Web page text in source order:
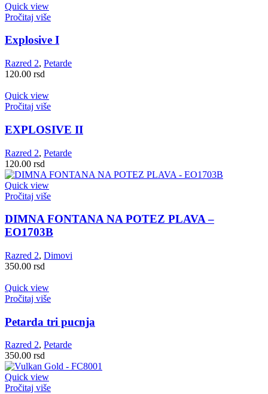
Quick view
Pročitaj više
Explosive I
Razred 2, Petarde
120.00 rsd
Quick view
Pročitaj više
EXPLOSIVE II
Razred 2, Petarde
120.00 rsd
Quick view
Pročitaj više
DIMNA FONTANA NA POTEZ PLAVA –
EO1703B
Razred 2, Dimovi
350.00 rsd
Quick view
Pročitaj više
Petarda tri pucnja
Razred 2, Petarde
350.00 rsd
Quick view
Pročitaj više